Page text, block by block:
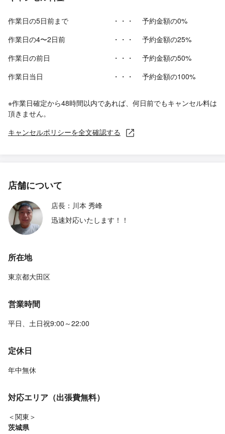
作業日の5日前まで ・・・
予約金額の0%
作業日の4〜2日前
・・・
予約金額の25%
作業日の前日
・・・
予約金額の50%
作業日当日
・・・ 予約金額の100%
※作業日確定から48時間以内であれば、何日前でもキャンセル料は
頂きません。
キャンセルポリシーを全文確認する
店舗について
店長：川本 秀峰
迅速対応いたします！！
所在地
東京都大田区
営業時間
平日、土日祝9:00～22:00
定休日
年中無休
対応エリア（出張費無料）
＜関東＞
茨城県